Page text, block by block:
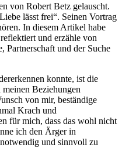
von Robert Betz gelauscht.
lässt frei“. Seinen Vortrag
In diesem Artikel habe
und erzähle von
Partnerschaft und der Suche
konnte, ist die
Beziehungen
von mir, beständige
Krach und
für mich, dass das wohl nicht
ich den Ärger in
und sinnvoll zu